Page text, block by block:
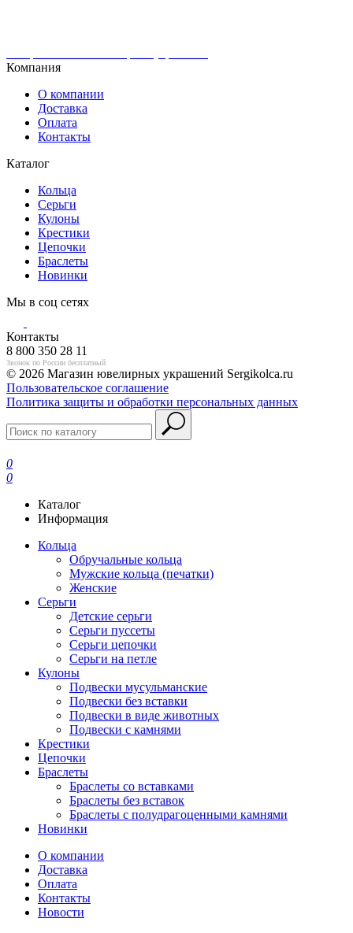
Компания
О компании
Доставка
Оплата
Контакты
Каталог
Кольца
Серьги
Кулоны
Крестики
Цепочки
Браслеты
Новинки
Мы в соц сетях
Контакты
8 800 350 28 11
Звонок по России бесплатный
© 2026 Магазин ювелирных украшений Sergikolca.ru
Пользовательское соглашение
Политика защиты и обработки персональных данных
0
0
Каталог
Информация
Кольца
Обручальные кольца
Мужские кольца (печатки)
Женские
Серьги
Детские серьги
Серьги пуссеты
Серьги цепочки
Серьги на петле
Кулоны
Подвески мусульманские
Подвески без вставки
Подвески в виде животных
Подвески с камнями
Крестики
Цепочки
Браслеты
Браслеты со вставками
Браслеты без вставок
Браслеты с полудрагоценными камнями
Новинки
О компании
Доставка
Оплата
Контакты
Новости